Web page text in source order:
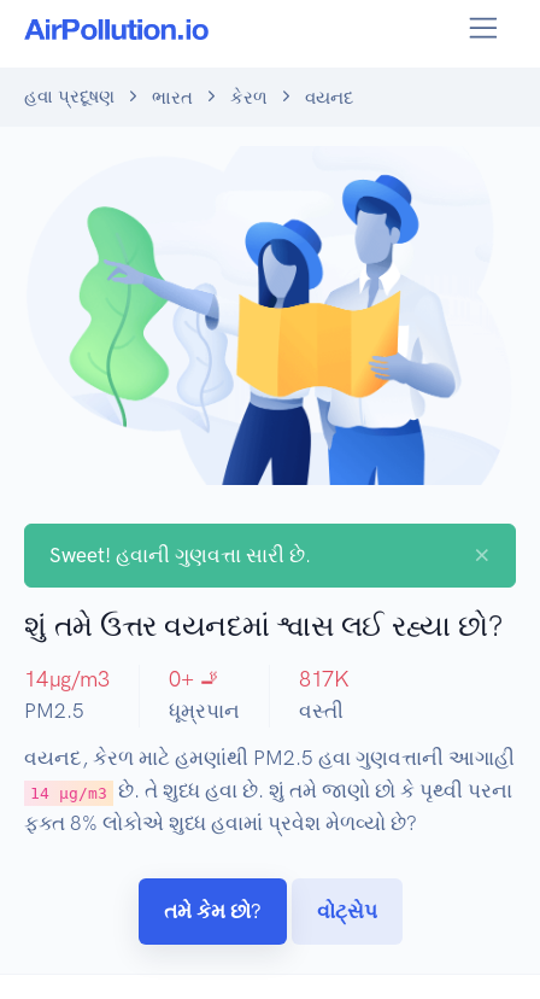
હવા પ્રદૂષણ ભારત કેરળ વયનદ
Sweet! હવાની ગુણવત્તા સારી છે. ×
શું તમે ઉત્તર વયનદમાં શ્વાસ લઈ રહ્યા છો?
14µg/m3
PM2.5
0+ 🚬
ધૂમ્રપાન
817K
વસ્તી
વયનદ, કેરળ માટે હમણાંથી PM2.5 હવા ગુણવત્તાની આગાહી
14 µg/m3
છે. તે શુધ્ધ હવા છે. શું તમે જાણો છો કે પૃથ્વી પરના
ફક્ત 8% લોકોએ શુધ્ધ હવામાં પ્રવેશ મેળવ્યો છે?
તમે કેમ છો? વોટ્સેપ